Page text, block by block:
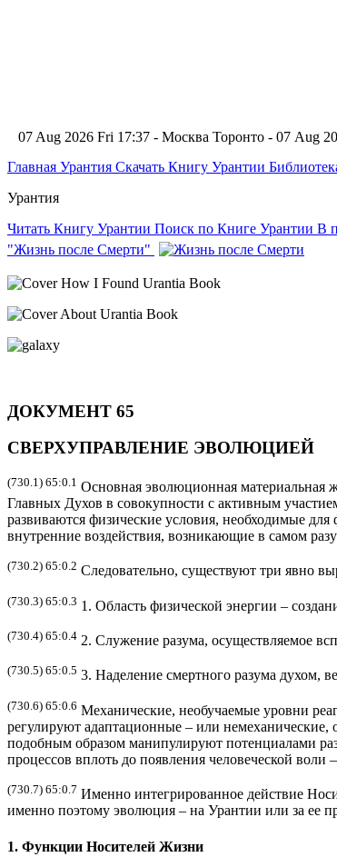
07 Aug 2026 Fri 17:37 - Москва Торонто - 07 Aug
Главная Урантия Скачать Книгу Урантии
Урантия
Читать Книгу Урантии Поиск по Книге Урантии В
"Жизнь после Смерти"
ДОКУМЕНТ 65
СВЕРХУПРАВЛЕНИЕ ЭВОЛЮЦИЕЙ
(730.1) 65:0.1 Основная эволюционная материальная
Главных Духов в совокупности с активным
развиваются физические условия, необходимые
внутренние воздействия, возникающие в самом
(730.2) 65:0.2 Следовательно, существуют три явно
(730.3) 65:0.3 1. Область физической энергии –
(730.4) 65:0.4 2. Служение разума, осуществляемое
(730.5) 65:0.5 3. Наделение смертного разума духом,
(730.6) 65:0.6 Механические, необучаемые уровни
регулируют адаптационные – или
подобным образом манипулируют потенциалами
процессов вплоть до появления человеческой воли
(730.7) 65:0.7 Именно интегрированное действие
именно поэтому эволюция – на Урантии или за ее
1. Функции Носителей Жизни